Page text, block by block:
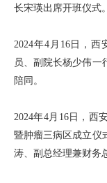
长宋瑛出席开班仪式。
2024年4月16日，
员、副院长杨少伟一
陪同。
2024年4月16日，西
暨肿瘤三病区成立仪
涛、副总经理兼财务